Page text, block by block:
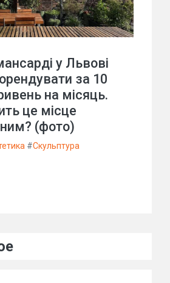
у Львові
за 10
на місяць.
це місце
(фото)
#Скульптура